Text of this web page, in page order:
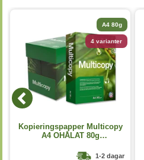
A4 80g
4 varianter
Kopieringspapper Multicopy
A4 OHÅLAT 80g
1-2 dagar